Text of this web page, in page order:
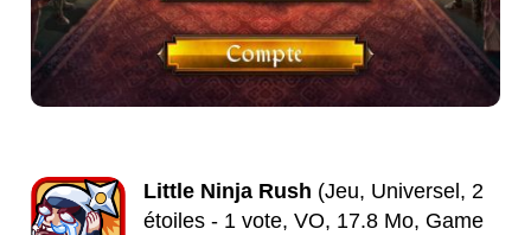
Little Ninja Rush (Jeu, Universel, 2
étoiles - 1 vote, VO, 17.8 Mo, Game